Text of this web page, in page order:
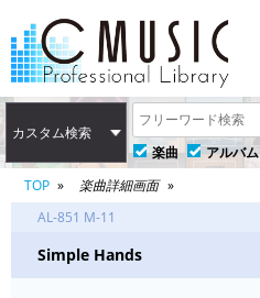
カスタム検索
楽曲
アルバム
TOP
楽曲詳細画面
AL-851 M-11
Simple Hands